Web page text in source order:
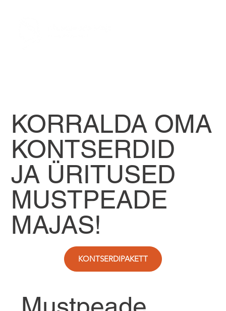
KORRALDA OMA
KONTSERDID
JA ÜRITUSED
MUSTPEADE
MAJAS!
KONTSERDIPAKETT